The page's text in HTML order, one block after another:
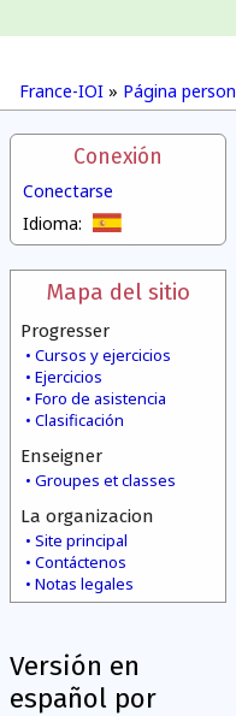
France-IOI » Página
Conexión
Conectarse
Idioma:
Mapa del sitio
Progresser
Cursos y ejercicios
Ejercicios
Foro de asistencia
Clasificación
Enseigner
Groupes et classes
La organizacion
Site principal
Contáctenos
Notas legales
Versión en
español por